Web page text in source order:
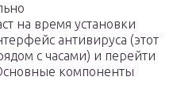
на время установки
антивируса (этот
с часами) и перейти
компоненты